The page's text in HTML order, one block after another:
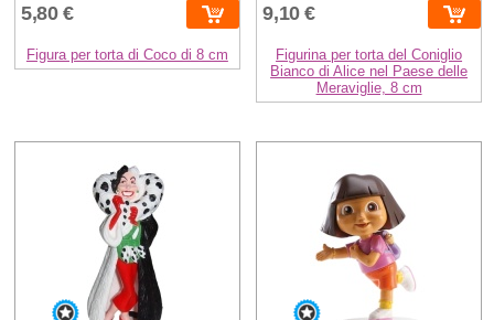
5,80 €
Figura per torta di Coco di 8 cm
9,10 €
Figurina per torta del Coniglio
Bianco di Alice nel Paese delle
Meraviglie, 8 cm